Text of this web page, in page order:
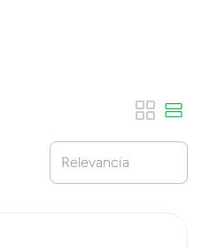
Relevancia